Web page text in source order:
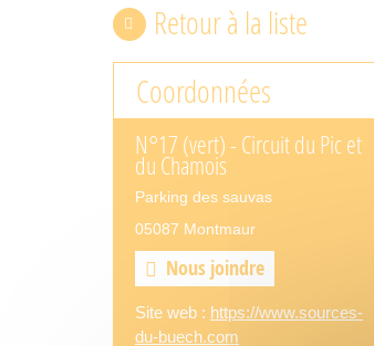
Retour à la liste
Coordonnées
N°17 (vert) - Circuit du Pic et
du Chamois
Parking des sauvas
05087 Montmaur
Nous joindre
Site web : https://www.sources-
du-buech.com